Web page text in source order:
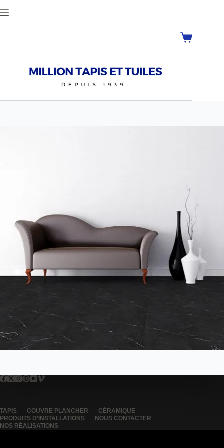
TAPIS COUVRE PLANCHER
CÉRAMIQUE
PRODUITS D’INSTALLATIONS
NOUS CONTACTER
NOS RÉALISATIONS